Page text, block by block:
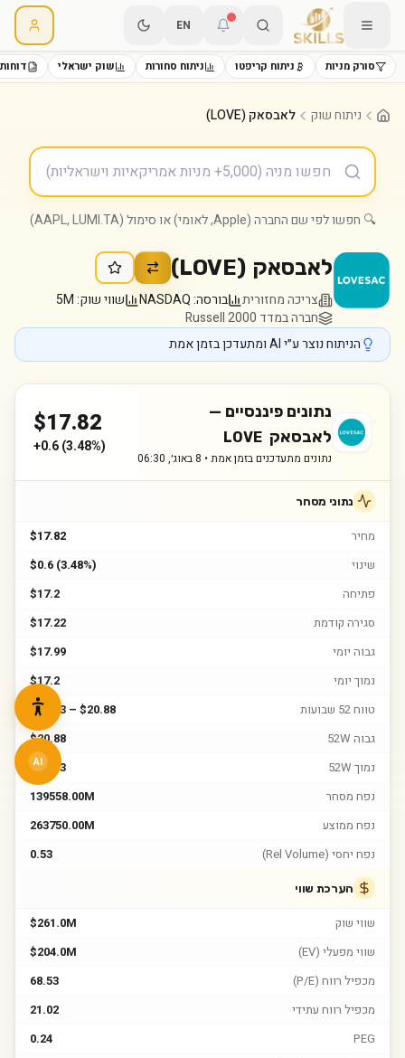
EN
סורק מניות ניתוח קריפטו ניתוח סחורות שוק ישראלי
ניתוח שוק לאבסאק (LOVE)
🔍 חפשו לפי שם החברה (Apple, לאומי) או סימול (AAPL, LUMI.TA)
לאבסאק (
LOVE
)
צריכה מחזורית בורסה:NASDAQ שווי שוק:5M
חברה במדד Russell 2000
הניתוח נוצר ע״י AI ומתעדכן בזמן אמת
נתונים פיננסיים —
לאבסאק LOVE
נתונים מתעדכנים בזמן אמת • 8 באוג׳, 06:30
$17.82
+0.6(3.48%)
נתוני מסחר
מחיר
$17.82
שינוי
$0.6 (3.48%)
פתיחה
$17.2
סגירה קודמת
$17.22
גבוה יומי
$17.99
נמוך יומי
$17.2
טווח 52 שבועות
$10.33 – $20.88
גבוה 52W
$20.88
נמוך 52W
$10.33
נפח מסחר
139558.00M
נפח ממוצע
263750.00M
נפח יחסי (Rel Volume)
0.53
הערכת שווי
שווי שוק
$261.0M
שווי מפעלי (EV)
$204.0M
מכפיל רווח (P/E)
68.53
מכפיל רווח עתידי
21.02
PEG
0.24
AI